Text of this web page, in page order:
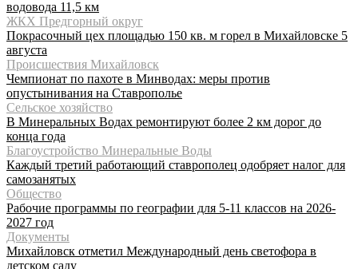
водовода 11,5 км
ЖКХ Предгорный округ
Покрасочный цех площадью 150 кв. м горел в Михайловске 5
августа
Происшествия Михайловск
Чемпионат по пахоте в Минводах: меры против
опустынивания на Ставрополье
Сельское хозяйство
В Минеральных Водах ремонтируют более 2 км дорог до
конца года
Благоустройство Минеральные Воды
Каждый третий работающий ставрополец одобряет налог для
самозанятых
Общество
Рабочие программы по географии для 5-11 классов на 2026-
2027 год
Документы
Михайловск отметил Международный день светофора в
детском саду